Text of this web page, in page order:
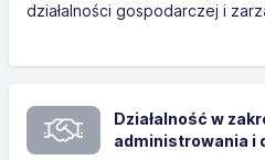
działalności gospodarczej i
Działalność w
administrowania i